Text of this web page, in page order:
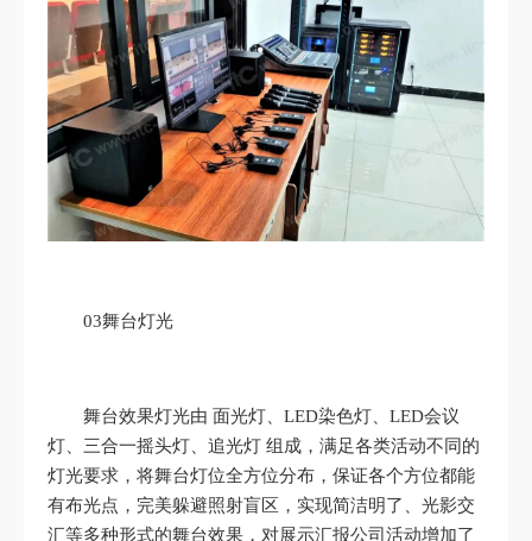
03舞台灯光
舞台效果灯光由 面光灯、LED染色灯、LED会议
灯、三合一摇头灯、追光灯 组成，满足各类活动不同的
灯光要求，将舞台灯位全方位分布，保证各个方位都能
有布光点，完美躲避照射盲区，实现简洁明了、光影交
汇等多种形式的舞台效果，对展示汇报公司活动增加了